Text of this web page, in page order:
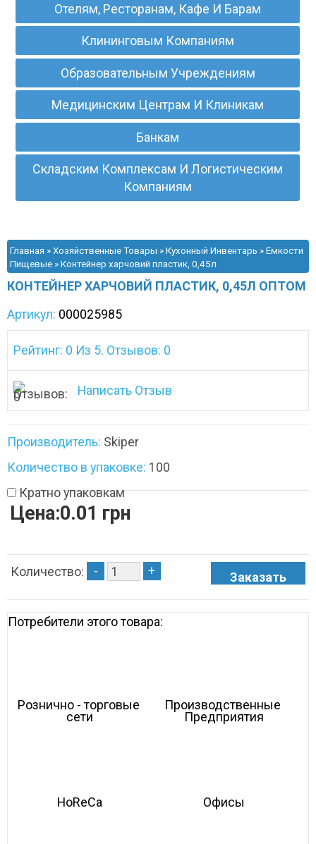
Отелям, Ресторанам, Кафе И Барам
Клининговым Компаниям
Образовательным Учреждениям
Медицинским Центрам И Клиникам
Банкам
Складским Комплексам И Логистическим
Компаниям
Главная »Хозяйственные Товары »Кухонный Инвентарь »Емкости
Пищевые » Контейнер харчовий пластик, 0,45л
КОНТЕЙНЕР ХАРЧОВИЙ ПЛАСТИК, 0,45Л ОПТОМ
Артикул: 000025985
Рейтинг: 0 Из 5. Отзывов: 0
Написать Отзыв
Производитель: Skiper
Количество в упаковке: 100
Кратно упаковкам
Цена:0.01 грн
Количество: - +
Потребители этого товара:
Рознично - торговые
сети
Производственные
Предприятия
HoReCa Офисы